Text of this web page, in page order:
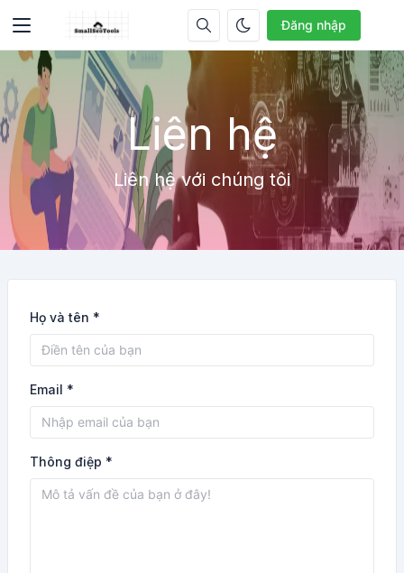
Đăng nhập
Liên hệ
Liên hệ với chúng tôi
Họ và tên *
Email *
Thông điệp *